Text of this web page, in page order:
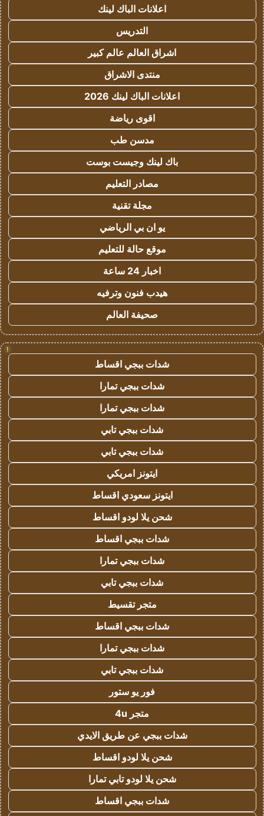
اعلانات الباك لينك
التدريس
اشراق العالم عالم كبير
منتدى الاشراق
اعلانات الباك لينك 2026
اقوى رياضة
مدسن طب
باك لينك وجيست بوست
مصادر التعليم
مجلة تقنية
يو ان بي الرياضي
موقع حالة للتعليم
اخبار 24 ساعة
هيدب فنون وترفيه
صحيفة العالم
!
شدات ببجي اقساط
شدات ببجي تمارا
شدات ببجي تمارا
شدات ببجي تابي
شدات ببجي تابي
ايتونز امريكي
ايتونز سعودي اقساط
شحن يلا لودو اقساط
شدات ببجي اقساط
شدات ببجي تمارا
شدات ببجي تابي
متجر تقسيط
شدات ببجي اقساط
شدات ببجي تمارا
شدات ببجي تابي
فور يو ستور
متجر 4u
شدات ببجي عن طريق الايدي
شحن يلا لودو اقساط
شحن يلا لودو تابي تمارا
شدات ببجي اقساط